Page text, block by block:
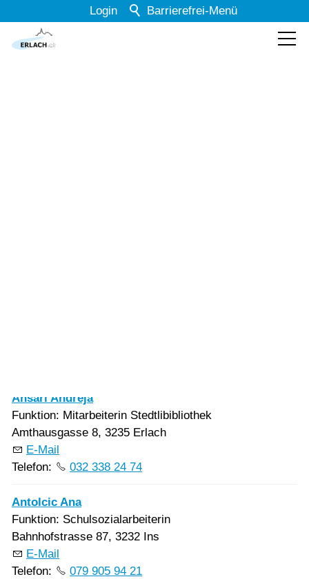
Barrierefrei-Menü
Powered by Weblication® CMS
Login
Ansari Andreja
Funktion: Mitarbeiterin Stedtlibibliothek
Amthausgasse 8, 3235 Erlach
E-Mail
Telefon:
032 338 24 74
Antolcic Ana
Funktion: Schulsozialarbeiterin
Bahnhofstrasse 87, 3232 Ins
E-Mail
Telefon:
079 905 94 21